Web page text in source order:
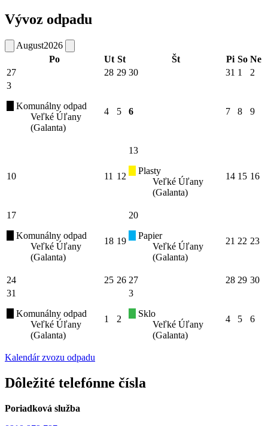
Vývoz odpadu
August2026
Po
Ut St Št Pi So Ne
27
28 29 30 31 1
2
3
Komunálny odpad
Veľké Úľany
(Galanta)
4 5 6 7 8 9
10 11 12
13
Plasty
Veľké Úľany
(Galanta)
14 15 16
17
Komunálny odpad
Veľké Úľany
(Galanta)
18 19
20
Papier
Veľké Úľany
(Galanta)
21 22 23
24 25 26 27 28 29 30
31
Komunálny odpad
Veľké Úľany
(Galanta)
1 2
3
Sklo
Veľké Úľany
(Galanta)
4 5 6
Kalendár zvozu odpadu
Dôležité telefónne čísla
Poriadková služba